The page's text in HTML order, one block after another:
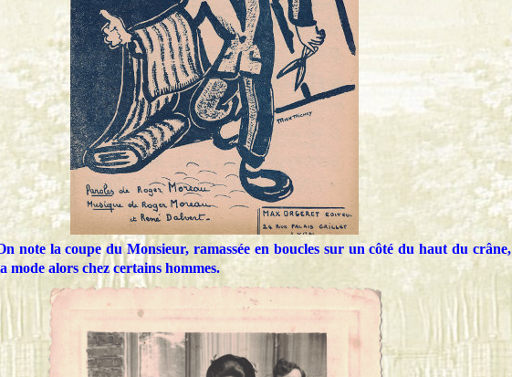
note la coupe du Monsieur, ramassée en boucles sur un côté du haut du crâne,
mode alors chez certains hommes.